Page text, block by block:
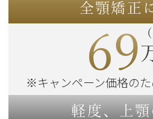
全顎矯正
69
※キャンペーン価格のた
軽度、上